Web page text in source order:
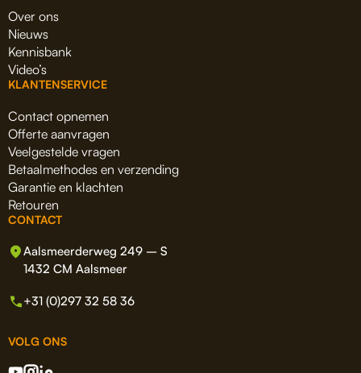
Over ons
Nieuws
Kennisbank
Video’s
KLANTENSERVICE
Contact opnemen
Offerte aanvragen
Veelgestelde vragen
Betaalmethodes en verzending
Garantie en klachten
Retouren
CONTACT
Aalsmeerderweg 249 – S
1432 CM Aalsmeer
+31 (0)297 32 58 36
VOLG ONS